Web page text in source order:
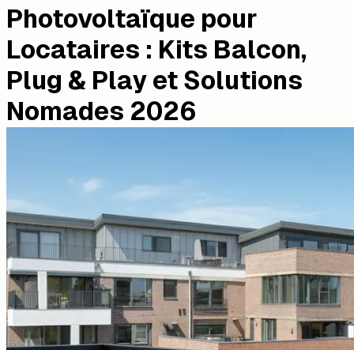
Photovoltaïque pour
Locataires : Kits Balcon,
Plug & Play et Solutions
Nomades 2026